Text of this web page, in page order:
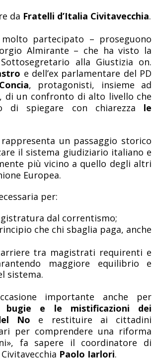
da Fratelli d’Italia Civitavecchia.
partecipato – proseguono
Almirante – che ha visto la
alla Giustizia on.
e dell’ex parlamentare del PD
, protagonisti, insieme ad
di un confronto di alto livello che
di spiegare con chiarezza le
un passaggio storico
il sistema giudiziario italiano e
più vicino a quello degli altri
Europea.
per:
dal correntismo;
che chi sbaglia paga, anche
tra magistrati requirenti e
maggiore equilibrio e
sistema.
importante anche per
bugie e le mistificazioni dei
No e restituire ai cittadini
per comprendere una riforma
fa sapere il coordinatore di
Paolo Iarlori.